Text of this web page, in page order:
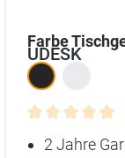
Farbe
UDESK
2 Jahre